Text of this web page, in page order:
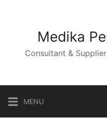
Medika
Consultant &
MENU